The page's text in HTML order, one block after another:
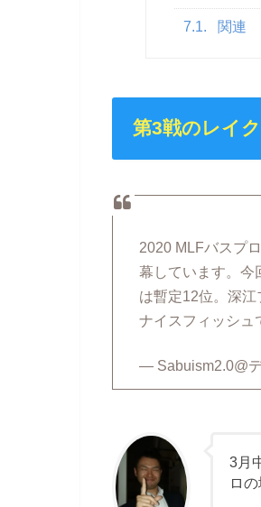
7.1. 関連
第3戦のレイ
2020 MLFバスプ
幕しています。今
は暫定12位。深
ナイスフィッシュ
— Sabuism2.0@
3月
ロ